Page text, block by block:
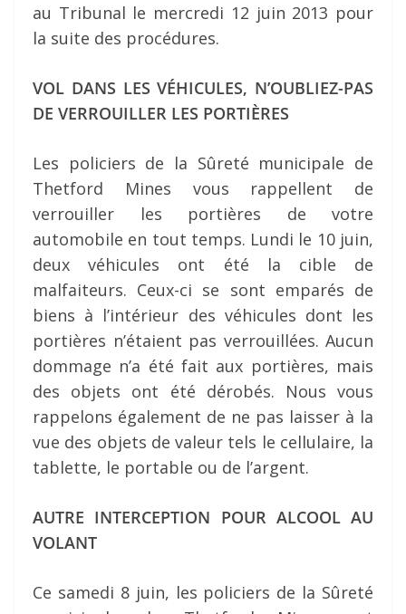
au Tribunal le mercredi 12 juin 2013 pour
la suite des procédures.
VOL DANS LES VÉHICULES, N’OUBLIEZ-PAS
DE VERROUILLER LES PORTIÈRES
Les policiers de la Sûreté municipale de
Thetford Mines vous rappellent de
verrouiller les portières de votre
automobile en tout temps. Lundi le 10 juin,
deux véhicules ont été la cible de
malfaiteurs. Ceux-ci se sont emparés de
biens à l’intérieur des véhicules dont les
portières n’étaient pas verrouillées. Aucun
dommage n’a été fait aux portières, mais
des objets ont été dérobés. Nous vous
rappelons également de ne pas laisser à la
vue des objets de valeur tels le cellulaire, la
tablette, le portable ou de l’argent.
AUTRE INTERCEPTION POUR ALCOOL AU
VOLANT
Ce samedi 8 juin, les policiers de la Sûreté